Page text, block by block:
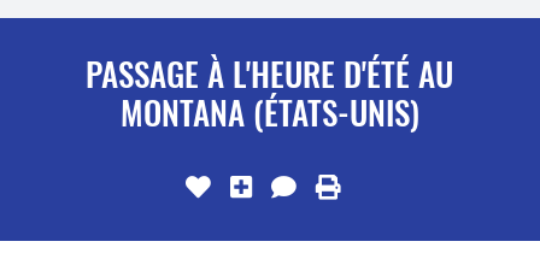
PASSAGE À L'HEURE D'ÉTÉ AU
MONTANA (ÉTATS-UNIS)